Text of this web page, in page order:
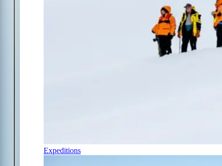
Expeditions